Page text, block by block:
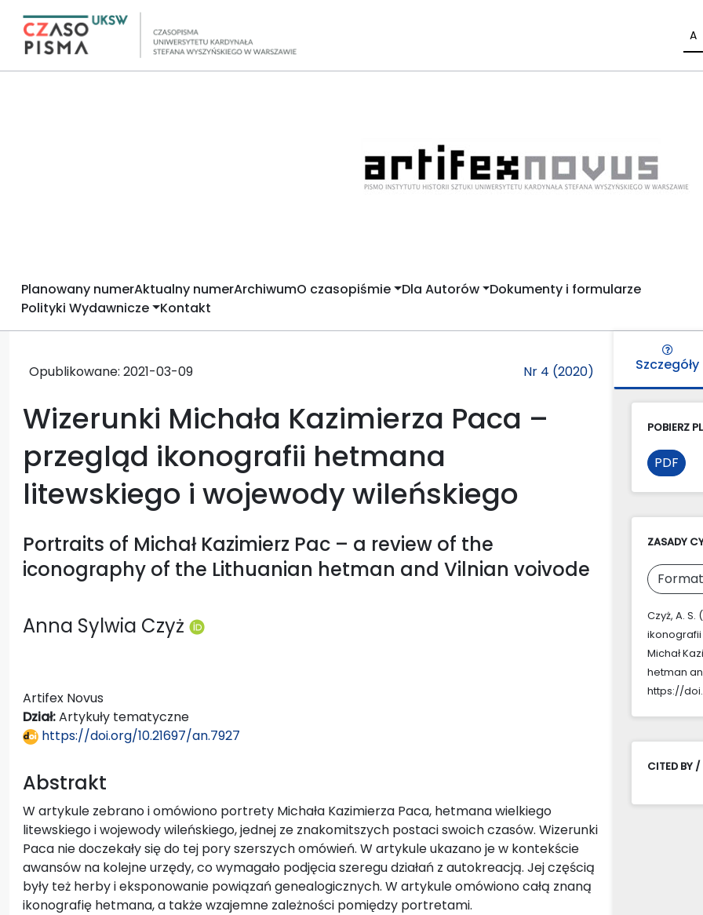
A
Planowany numerAktualny numerArchiwumO czasopiśmie Dla Autorów
Dokumenty i formularze
Polityki Wydawnicze Kontakt
Opublikowane: 2021-03-09 Nr 4 (2020)
Wizerunki Michała Kazimierza Paca –
przegląd ikonografii hetmana
litewskiego i wojewody wileńskiego
Portraits of Michał Kazimierz Pac – a review of the
iconography of the Lithuanian hetman and Vilnian voivode
Anna Sylwia Czyż
Artifex Novus
Dział:Artykuły tematyczne
https://doi.org/10.21697/an.7927
Abstrakt
W artykule zebrano i omówiono portrety Michała Kazimierza Paca, hetmana wielkiego
litewskiego i wojewody wileńskiego, jednej ze znakomitszych postaci swoich czasów. Wizerunki
Paca nie doczekały się do tej pory szerszych omówień. W artykule ukazano je w kontekście
awansów na kolejne urzędy, co wymagało podjęcia szeregu działań z autokreacją. Jej częścią
były też herby i eksponowanie powiązań genealogicznych. W artykule omówiono całą znaną
ikonografię hetmana, a także wzajemne zależności pomiędzy portretami.
Szczegóły
POBIERZ
PDF
ZASADY
Czyż, A.
Michał
hetman
https://
CITED BY /